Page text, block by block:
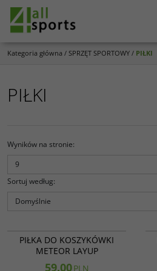
Kategoria główna / SPRZĘT SPORTOWY / PIŁKI
PIŁKI
Wyników na stronie:
Sortuj według:
PIŁKA DO KOSZYKÓWKI
METEOR LAYUP
59.00PLN